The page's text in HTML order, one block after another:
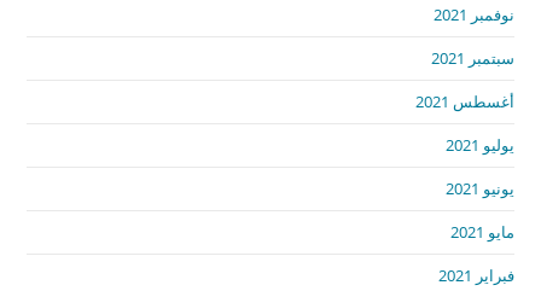
نوفمبر 2021
سبتمبر 2021
أغسطس 2021
يوليو 2021
يونيو 2021
مايو 2021
فبراير 2021